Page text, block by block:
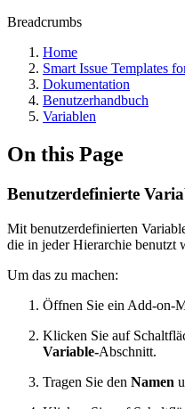
Breadcrumbs
Home
Smart Issue Templates
Dokumentation
Benutzerhandbuch
Variablen
On this Page
Benutzerdefinierte
Mit benutzerdefinierten
die in jeder Hierarchie benutzt
Um das zu machen:
Öffnen Sie ein Add-on-
Klicken Sie auf
Variable-Abschnitt.
Tragen Sie den Namen